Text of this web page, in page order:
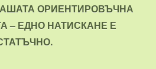
ОРИЕНТИРОВЪЧНА
– ЕДНО НАТИСКАНЕ Е